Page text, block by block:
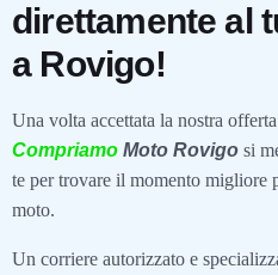
direttamente al
a Rovigo!
Una volta accettata la nostra
Compriamo Moto Rovigo si
te per trovare il momento migliore
moto.
Un corriere autorizzato e